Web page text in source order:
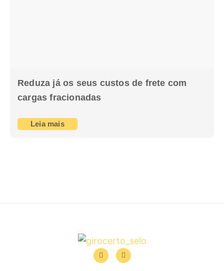
Reduza já os seus custos de frete com
cargas fracionadas
Leia mais
F
a
c
I
n
s